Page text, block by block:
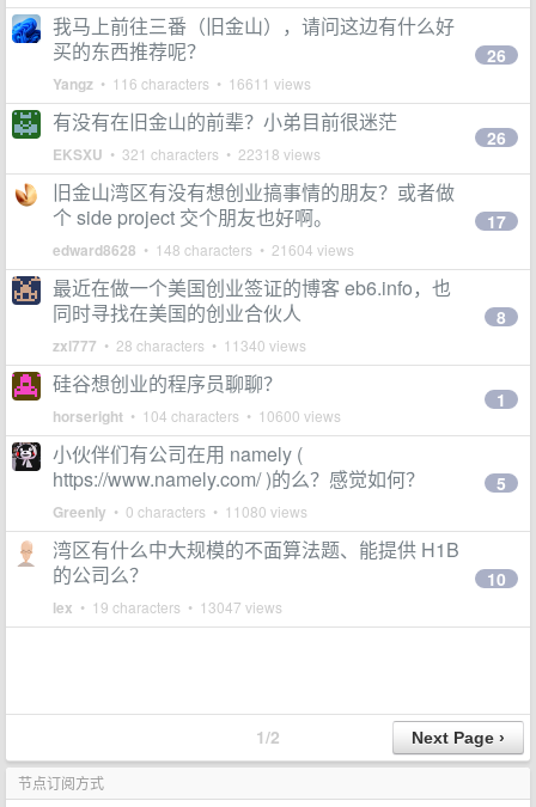
我马上前往三番（旧金山），请问这边有什么好
买的东西推荐呢？
Yangz • 116 characters • 16611 views
26
有没有在旧金山的前辈？小弟目前很迷茫
EKSXU • 321 characters • 22318 views
26
旧金山湾区有没有想创业搞事情的朋友？或者做
个 side project 交个朋友也好啊。
edward8628 • 148 characters • 21604 views
17
最近在做一个美国创业签证的博客 eb6.info，也
同时寻找在美国的创业合伙人
zxl777 • 28 characters • 11340 views
8
硅谷想创业的程序员聊聊？
horseright • 104 characters • 10600 views
1
小伙伴们有公司在用 namely (
https://www.namely.com/ )的么？感觉如何？
Greenly • 0 characters • 11080 views
5
湾区有什么中大规模的不面算法题、能提供 H1B
的公司么？
lex • 19 characters • 13047 views
10
1/2
节点订阅方式